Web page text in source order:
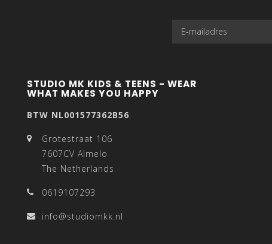
STUDIO MK KIDS & TEENS - WEAR
WHAT MAKES YOU HAPPY
BTW NL001577362B56
Grotestraat 106
7607CV Almelo
The Netherlands
0619107293
info@studiomkk.nl